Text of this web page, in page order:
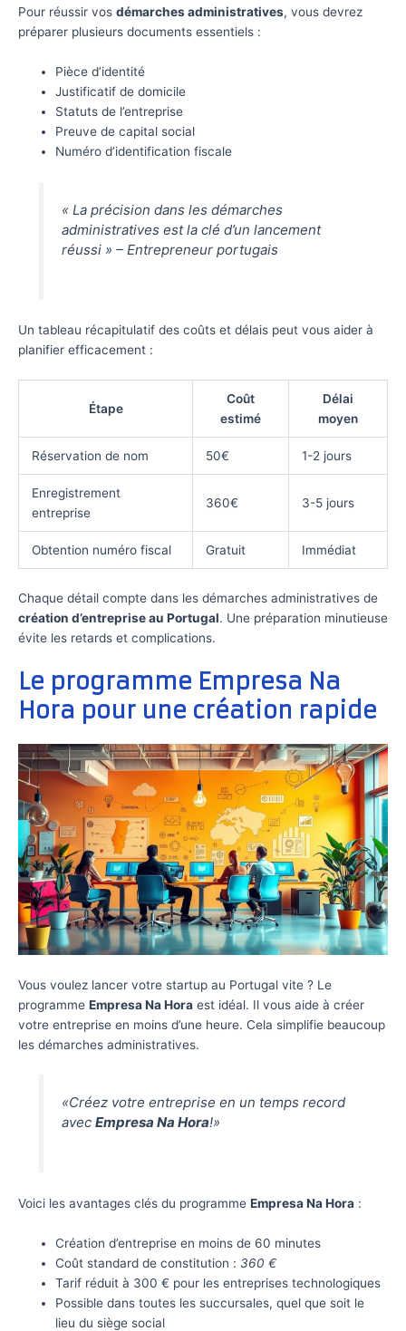
Pour réussir vos démarches administratives, vous devrez
préparer plusieurs documents essentiels :
Pièce d’identité
Justificatif de domicile
Statuts de l’entreprise
Preuve de capital social
Numéro d’identification fiscale
« La précision dans les démarches
administratives est la clé d’un lancement
réussi » – Entrepreneur portugais
Un tableau récapitulatif des coûts et délais peut vous aider à
planifier efficacement :
Étape
Coût
estimé
Délai
moyen
Réservation de nom 50€ 1-2 jours
Enregistrement
entreprise
360€ 3-5 jours
Obtention numéro fiscal Gratuit Immédiat
Chaque détail compte dans les démarches administratives de
création d’entreprise au Portugal. Une préparation minutieuse
évite les retards et complications.
Le programme Empresa Na
Hora pour une création rapide
Vous voulez lancer votre startup au Portugal vite ? Le
programme Empresa Na Hora est idéal. Il vous aide à créer
votre entreprise en moins d’une heure. Cela simplifie beaucoup
les démarches administratives.
«Créez votre entreprise en un temps record
avec Empresa Na Hora!»
Voici les avantages clés du programme Empresa Na Hora :
Création d’entreprise en moins de 60 minutes
Coût standard de constitution : 360 €
Tarif réduit à 300 € pour les entreprises technologiques
Possible dans toutes les succursales, quel que soit le
lieu du siège social